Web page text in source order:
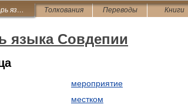
Толковый словарь языка Совдепии Толкования Переводы Книги
языка Совдепии
мероприятие
местком